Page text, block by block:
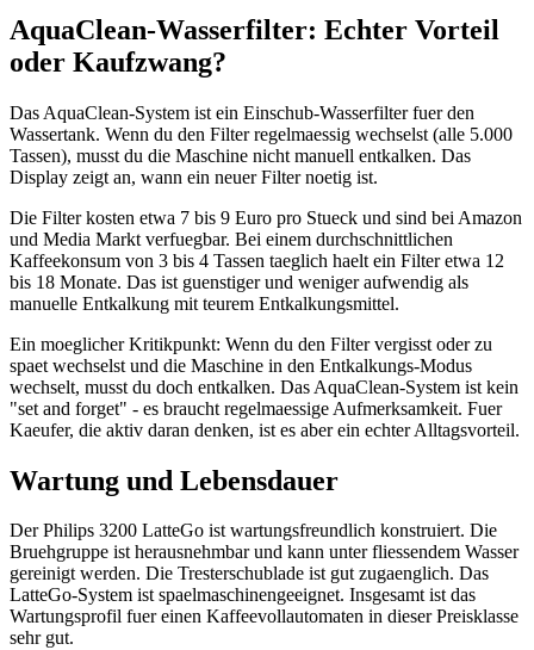
AquaClean-Wasserfilter: Echter Vorteil
oder Kaufzwang?
Das AquaClean-System ist ein Einschub-Wasserfilter fuer den
Wassertank. Wenn du den Filter regelmaessig wechselst (alle 5.000
Tassen), musst du die Maschine nicht manuell entkalken. Das
Display zeigt an, wann ein neuer Filter noetig ist.
Die Filter kosten etwa 7 bis 9 Euro pro Stueck und sind bei Amazon
und Media Markt verfuegbar. Bei einem durchschnittlichen
Kaffeekonsum von 3 bis 4 Tassen taeglich haelt ein Filter etwa 12
bis 18 Monate. Das ist guenstiger und weniger aufwendig als
manuelle Entkalkung mit teurem Entkalkungsmittel.
Ein moeglicher Kritikpunkt: Wenn du den Filter vergisst oder zu
spaet wechselst und die Maschine in den Entkalkungs-Modus
wechselt, musst du doch entkalken. Das AquaClean-System ist kein
"set and forget" - es braucht regelmaessige Aufmerksamkeit. Fuer
Kaeufer, die aktiv daran denken, ist es aber ein echter Alltagsvorteil.
Wartung und Lebensdauer
Der Philips 3200 LatteGo ist wartungsfreundlich konstruiert. Die
Bruehgruppe ist herausnehmbar und kann unter fliessendem Wasser
gereinigt werden. Die Tresterschublade ist gut zugaenglich. Das
LatteGo-System ist spaelmaschinengeeignet. Insgesamt ist das
Wartungsprofil fuer einen Kaffeevollautomaten in dieser Preisklasse
sehr gut.